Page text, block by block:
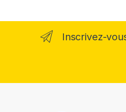
Inscrivez-